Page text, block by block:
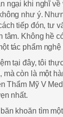
ngại khi nghĩ
như ý.
tiếp đón, tư
tâm. Không hề
tác phẩm
tại đây, tôi
mà còn là một
Thẩm Mỹ V
nhất.
khoăn tìm